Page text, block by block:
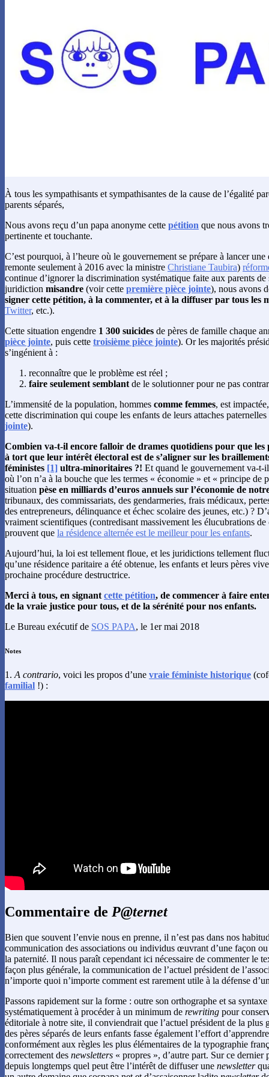
À tous les sympathisants et sympathisantes de la cause de l’égalité
parents séparés,
Nous avons reçu d’un papa anonyme cette pétition que nous avons
pertinente et touchante.
C’est pourquoi, à l’heure où le gouvernement se prépare à lancer une
remonte seulement à 2016 avec la ministre Christiane Taubira)
continue d’ignorer la discrimination systématique faite aux parents de
juridiction misandre (voir cette première pièce jointe), nous avons
signer cette pétition, à la commenter, et à la diffuser par tous les
Twitter, etc.).
Cette situation engendre 1 300 suicides de pères de famille chaque
pièce jointe, puis cette troisième pièce jointe). Or les majorités
s’ingénient à :
reconnaître que le problème est réel ;
faire seulement semblant de le solutionner pour ne pas
L’immensité de la population, hommes comme femmes, est
cette discrimination qui coupe les enfants de leurs attaches
jointe).
Combien va-t-il encore falloir de drames quotidiens pour que les
à tort que leur intérêt électoral est de s’aligner sur les
féministes [1] ultra-minoritaires ?! Et quand le gouvernement va-t-
où l’on n’a à la bouche que les termes « économie » et « principe de
situation pèse en milliards d’euros annuels sur l’économie de
tribunaux, des commissariats, des gendarmeries, frais médicaux,
des entrepreneurs, délinquance et échec scolaire des jeunes, etc.) ?
vraiment scientifiques (contredisant massivement les élucubrations
prouvent que la résidence alternée est le meilleur pour les enfants.
Aujourd’hui, la loi est tellement floue, et les juridictions tellement
qu’une résidence paritaire a été obtenue, les enfants et leurs pères
prochaine procédure destructrice.
Merci à tous, en signant cette pétition, de commencer à faire
de la vraie justice pour tous, et de la sérénité pour nos enfants.
Le Bureau exécutif de SOS PAPA, le 1er mai 2018
Notes
1. A contrario, voici les propos d’une vraie féministe historique
familial !) :
Commentaire de P@ternet
Bien que souvent l’envie nous en prenne, il n’est pas dans nos
communication des associations ou individus œuvrant d’une façon ou
la paternité. Il nous paraît cependant ici nécessaire de commenter le
façon plus générale, la communication de l’actuel président de
n’importe quoi n’importe comment est rarement utile à la défense
Passons rapidement sur la forme : outre son orthographe et sa
systématiquement à procéder à un minimum de rewriting pour
éditoriale à notre site, il conviendrait que l’actuel président de la plus
des pères séparés de leurs enfants fasse également l’effort
conformément aux règles les plus élémentaires de la typographie
correctement des newsletters « propres », d’autre part. Sur ce dernier
depuis longtemps quel peut être l’intérêt de diffuser une newsletter